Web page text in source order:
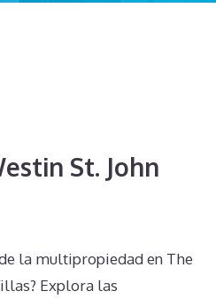
St. John
la multipropiedad en The
Explora las